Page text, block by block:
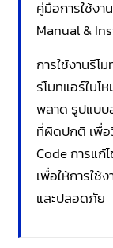
คู่มือการใช้ง
Manual &
การใช้งานรีโ
รีโมทแอร์ใน
พลาด รูปแบ
ที่ผิดปกติ เพื่อ
Code การแ
เพื่อให้การใช้
และปลอดภัย